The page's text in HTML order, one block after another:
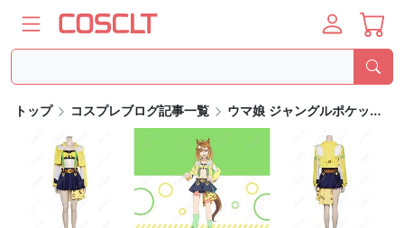
トップ コスプレブログ記事一覧 ウマ娘 ジャングルポケット 勝負服 コスプレ衣装｜忠実再現・高品質【COSCLT公式通販】